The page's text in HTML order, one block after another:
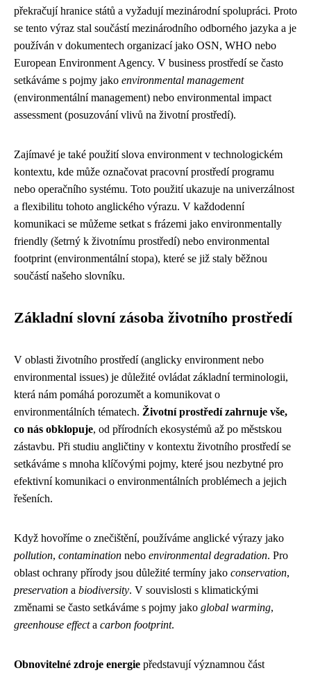
překračují hranice států a vyžadují mezinárodní spolupráci. Proto
se tento výraz stal součástí mezinárodního odborného jazyka a je
používán v dokumentech organizací jako OSN, WHO nebo
European Environment Agency. V business prostředí se často
setkáváme s pojmy jako environmental management
(environmentální management) nebo environmental impact
assessment (posuzování vlivů na životní prostředí).
Zajímavé je také použití slova environment v technologickém
kontextu, kde může označovat pracovní prostředí programu
nebo operačního systému. Toto použití ukazuje na univerzálnost
a flexibilitu tohoto anglického výrazu. V každodenní
komunikaci se můžeme setkat s frázemi jako environmentally
friendly (šetrný k životnímu prostředí) nebo environmental
footprint (environmentální stopa), které se již staly běžnou
součástí našeho slovníku.
Základní slovní zásoba životního prostředí
V oblasti životního prostředí (anglicky environment nebo
environmental issues) je důležité ovládat základní terminologii,
která nám pomáhá porozumět a komunikovat o
environmentálních tématech. Životní prostředí zahrnuje vše,
co nás obklopuje, od přírodních ekosystémů až po městskou
zástavbu. Při studiu angličtiny v kontextu životního prostředí se
setkáváme s mnoha klíčovými pojmy, které jsou nezbytné pro
efektivní komunikaci o environmentálních problémech a jejich
řešeních.
Když hovoříme o znečištění, používáme anglické výrazy jako
pollution, contamination nebo environmental degradation. Pro
oblast ochrany přírody jsou důležité termíny jako conservation,
preservation a biodiversity. V souvislosti s klimatickými
změnami se často setkáváme s pojmy jako global warming,
greenhouse effecta carbon footprint.
Obnovitelné zdroje energie představují významnou část